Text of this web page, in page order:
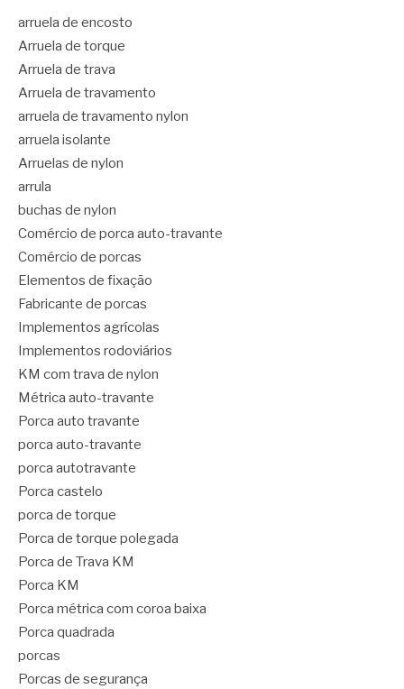
arruela de encosto
Arruela de torque
Arruela de trava
Arruela de travamento
arruela de travamento nylon
arruela isolante
Arruelas de nylon
arrula
buchas de nylon
Comércio de porca auto-travante
Comércio de porcas
Elementos de fixação
Fabricante de porcas
Implementos agrícolas
Implementos rodoviários
KM com trava de nylon
Métrica auto-travante
Porca auto travante
porca auto-travante
porca autotravante
Porca castelo
porca de torque
Porca de torque polegada
Porca de Trava KM
Porca KM
Porca métrica com coroa baixa
Porca quadrada
porcas
Porcas de segurança